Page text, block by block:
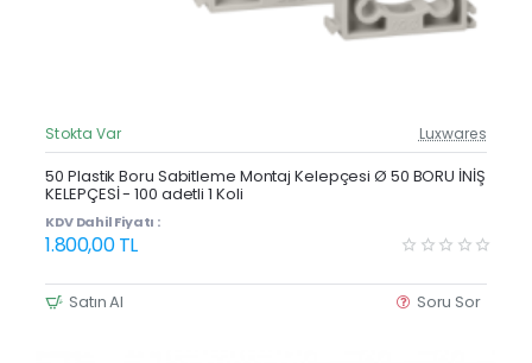
Güncel Fiyat
Yeni Ürün
Stokta Var Luxwares
50 Plastik Boru Sabitleme Montaj Kelepçesi Ø 50 BORU İNİŞ
KELEPÇESİ - 100 adetli 1 Koli
KDV Dahil Fiyatı :
1.800,00 TL
Satın Al Soru Sor